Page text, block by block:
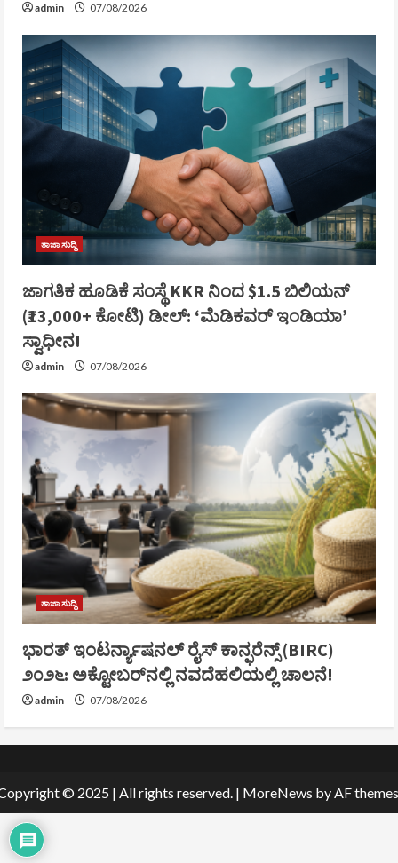
admin 07/08/2026
ತಾಜಾ ಸುದ್ದಿ
ಜಾಗತಿಕ ಹೂಡಿಕೆ ಸಂಸ್ಥೆ KKR ನಿಂದ $1.5 ಬಿಲಿಯನ್
(₹13,000+ ಕೋಟಿ) ಡೀಲ್: ‘ಮೆಡಿಕವರ್ ಇಂಡಿಯಾ’
ಸ್ವಾಧೀನ!
admin 07/08/2026
ತಾಜಾ ಸುದ್ದಿ
ಭಾರತ್ ಇಂಟರ್ನ್ಯಾಷನಲ್ ರೈಸ್ ಕಾನ್ಫರೆನ್ಸ್ (BIRC)
೨೦೨೬: ಅಕ್ಟೋಬರ್‌ನಲ್ಲಿ ನವದೆಹಲಿಯಲ್ಲಿ ಚಾಲನೆ!
admin 07/08/2026
© 2025 | All rights reserved. | MoreNews by AF